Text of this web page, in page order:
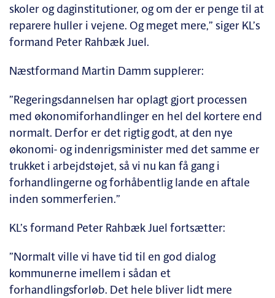
skoler og daginstitutioner, og om der er penge til at
reparere huller i vejene. Og meget mere,” siger KL’s
formand Peter Rahbæk Juel.
Næstformand Martin Damm supplerer:
”Regeringsdannelsen har oplagt gjort processen
med økonomiforhandlinger en hel del kortere end
normalt. Derfor er det rigtig godt, at den nye
økonomi- og indenrigsminister med det samme er
trukket i arbejdstøjet, så vi nu kan få gang i
forhandlingerne og forhåbentlig lande en aftale
inden sommerferien.”
KL’s formand Peter Rahbæk Juel fortsætter:
”Normalt ville vi have tid til en god dialog
kommunerne imellem i sådan et
forhandlingsforløb. Det hele bliver lidt mere